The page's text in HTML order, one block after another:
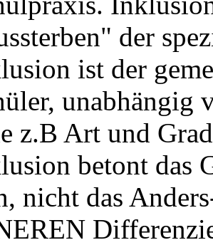
der
ist der
unabhängig
z.B Art und
betont das
nicht das